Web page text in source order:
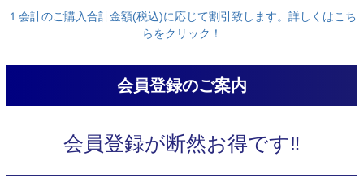
１会計のご購入合計金額(税込)に応じて割引致します。詳しくはこち
らをクリック！
会員登録のご案内
会員登録が断然お得です‼